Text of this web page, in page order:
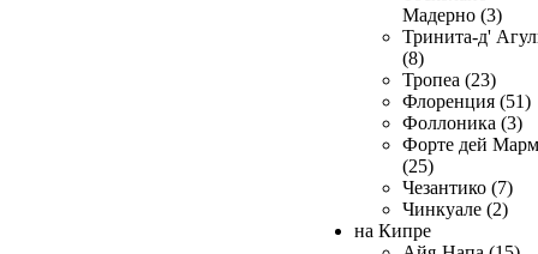
Мадерно (3)
Тринита-д'
(8)
Тропеа (23)
Флоренция (51)
Фоллоника (3)
Форте дей
(25)
Чезантико (7)
Чинкуале (2)
на Кипре